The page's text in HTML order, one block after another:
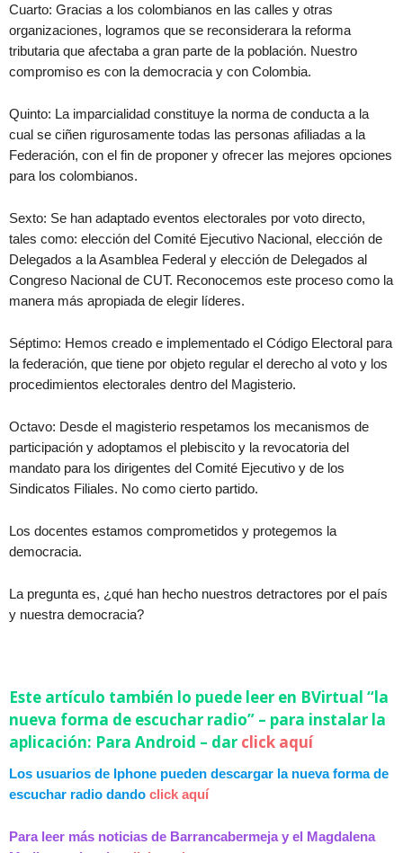
Cuarto: Gracias a los colombianos en las calles y otras
organizaciones, logramos que se reconsiderara la reforma
tributaria que afectaba a gran parte de la población. Nuestro
compromiso es con la democracia y con Colombia.
Quinto: La imparcialidad constituye la norma de conducta a la
cual se ciñen rigurosamente todas las personas afiliadas a la
Federación, con el fin de proponer y ofrecer las mejores opciones
para los colombianos.
Sexto: Se han adaptado eventos electorales por voto directo,
tales como: elección del Comité Ejecutivo Nacional, elección de
Delegados a la Asamblea Federal y elección de Delegados al
Congreso Nacional de CUT. Reconocemos este proceso como la
manera más apropiada de elegir líderes.
Séptimo: Hemos creado e implementado el Código Electoral para
la federación, que tiene por objeto regular el derecho al voto y los
procedimientos electorales dentro del Magisterio.
Octavo: Desde el magisterio respetamos los mecanismos de
participación y adoptamos el plebiscito y la revocatoria del
mandato para los dirigentes del Comité Ejecutivo y de los
Sindicatos Filiales. No como cierto partido.
Los docentes estamos comprometidos y protegemos la
democracia.
La pregunta es, ¿qué han hecho nuestros detractores por el país
y nuestra democracia?
Este artículo también lo puede leer en BVirtual “la
nueva forma de escuchar radio” – para instalar la
aplicación: Para Android – dar click aquí
Los usuarios de Iphone pueden descargar la nueva forma de
escuchar radio dando click aquí
Para leer más noticias de Barrancabermeja y el Magdalena